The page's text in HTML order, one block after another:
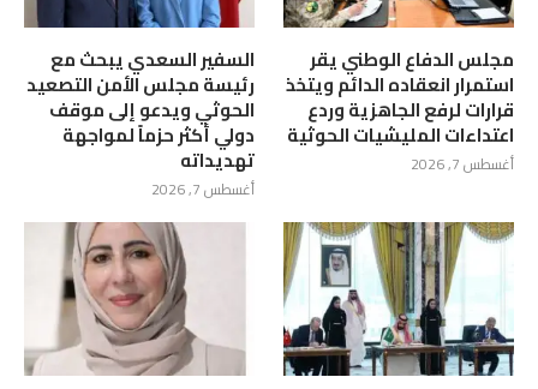
مجلس الدفاع الوطني يقر
استمرار انعقاده الدائم ويتخذ
قرارات لرفع الجاهزية وردع
اعتداءات المليشيات الحوثية
أغسطس 7, 2026
السفير السعدي يبحث مع
رئيسة مجلس الأمن التصعيد
الحوثي ويدعو إلى موقف
دولي أكثر حزماً لمواجهة
تهديداته
أغسطس 7, 2026